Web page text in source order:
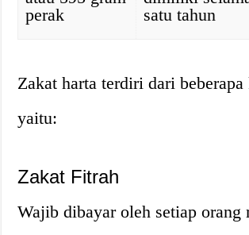
perak
satu tahun
Zakat harta terdiri dari beberapa
yaitu:
Zakat Fitrah
Wajib dibayar oleh setiap orang